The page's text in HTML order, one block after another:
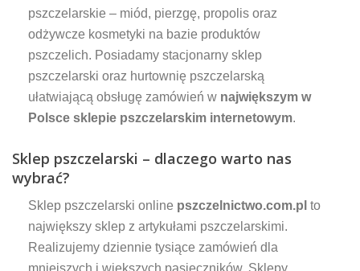
pszczelarskie – miód, pierzgę, propolis oraz
odżywcze kosmetyki na bazie produktów
pszczelich. Posiadamy stacjonarny sklep
pszczelarski oraz hurtownię pszczelarską
ułatwiającą obsługę zamówień w największym w
Polsce sklepie pszczelarskim internetowym.
Sklep pszczelarski – dlaczego warto nas
wybrać?
Sklep pszczelarski online pszczelnictwo.com.pl to
największy sklep z artykułami pszczelarskimi.
Realizujemy dziennie tysiące zamówień dla
mniejszych i większych pasieczników. Sklepy